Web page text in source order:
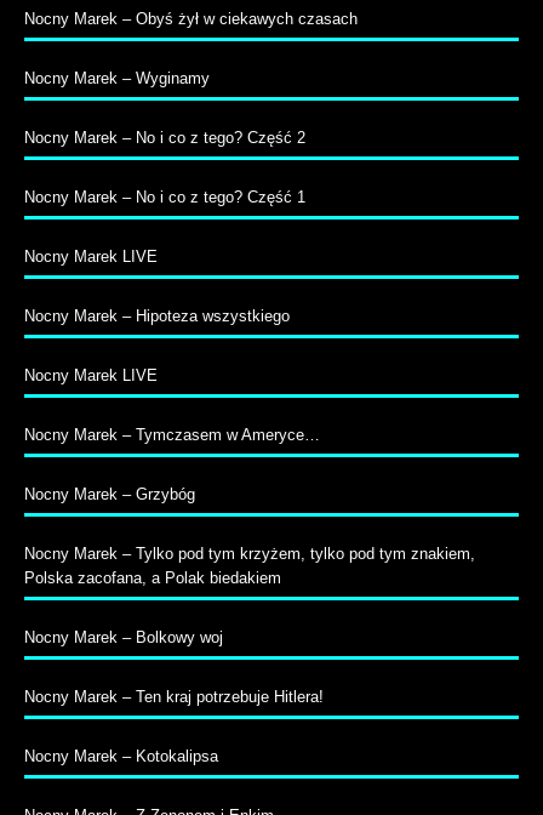
Nocny Marek – Obyś żył w ciekawych czasach
Nocny Marek – Wyginamy
Nocny Marek – No i co z tego? Część 2
Nocny Marek – No i co z tego? Część 1
Nocny Marek LIVE
Nocny Marek – Hipoteza wszystkiego
Nocny Marek LIVE
Nocny Marek – Tymczasem w Ameryce…
Nocny Marek – Grzybóg
Nocny Marek – Tylko pod tym krzyżem, tylko pod tym znakiem,
Polska zacofana, a Polak biedakiem
Nocny Marek – Bolkowy woj
Nocny Marek – Ten kraj potrzebuje Hitlera!
Nocny Marek – Kotokalipsa